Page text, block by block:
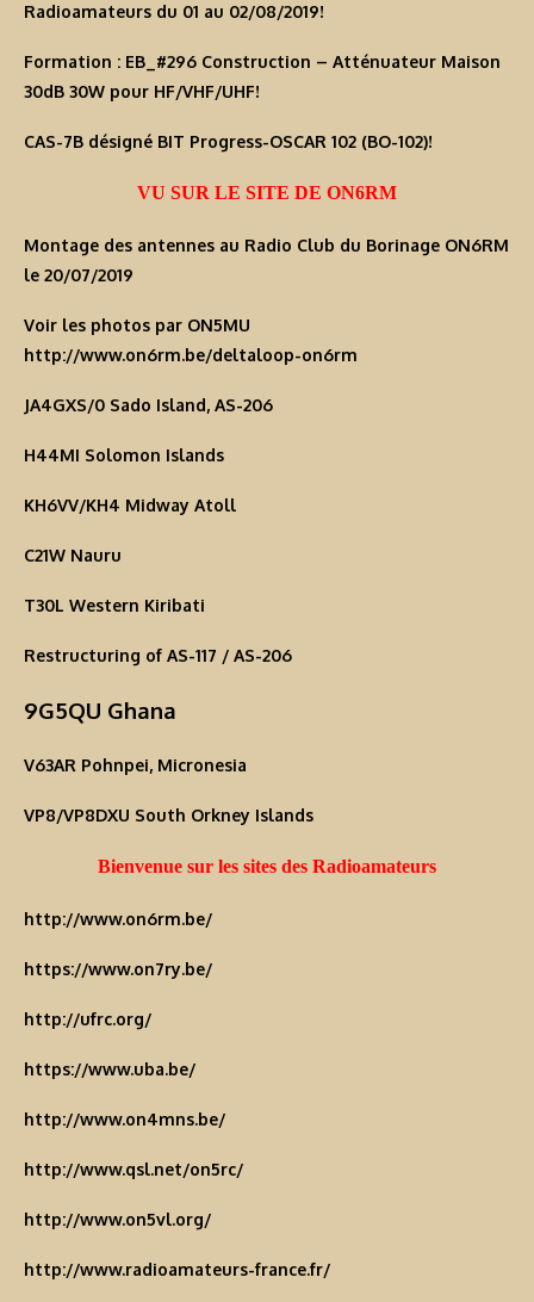
Radioamateurs du 01 au 02/08/2019!
Formation : EB_#296 Construction – Atténuateur Maison
30dB 30W pour HF/VHF/UHF!
CAS-7B désigné BIT Progress-OSCAR 102 (BO-102)!
VU SUR LE SITE DE ON6RM
Montage des antennes au Radio Club du Borinage ON6RM
le 20/07/2019
Voir les photos par ON5MU
http://www.on6rm.be/deltaloop-on6rm
JA4GXS/0 Sado Island, AS-206
H44MI Solomon Islands
KH6VV/KH4 Midway Atoll
C21W Nauru
T30L Western Kiribati
Restructuring of AS-117 / AS-206
9G5QU Ghana
V63AR Pohnpei, Micronesia
VP8/VP8DXU South Orkney Islands
Bienvenue sur les sites des Radioamateurs
http://www.on6rm.be/
https://www.on7ry.be/
http://ufrc.org/
https://www.uba.be/
http://www.on4mns.be/
http://www.qsl.net/on5rc/
http://www.on5vl.org/
http://www.radioamateurs-france.fr/